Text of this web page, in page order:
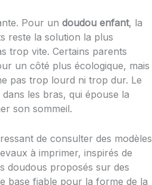
Pour un doudou enfant, la
reste la solution la plus
trop vite. Certains parents
un côté plus écologique, mais
pas trop lourd ni trop dur. Le
les bras, qui épouse la
son sommeil.
de consulter des modèles
à imprimer, inspirés de
doudous proposés sur des
base fiable pour la forme de la